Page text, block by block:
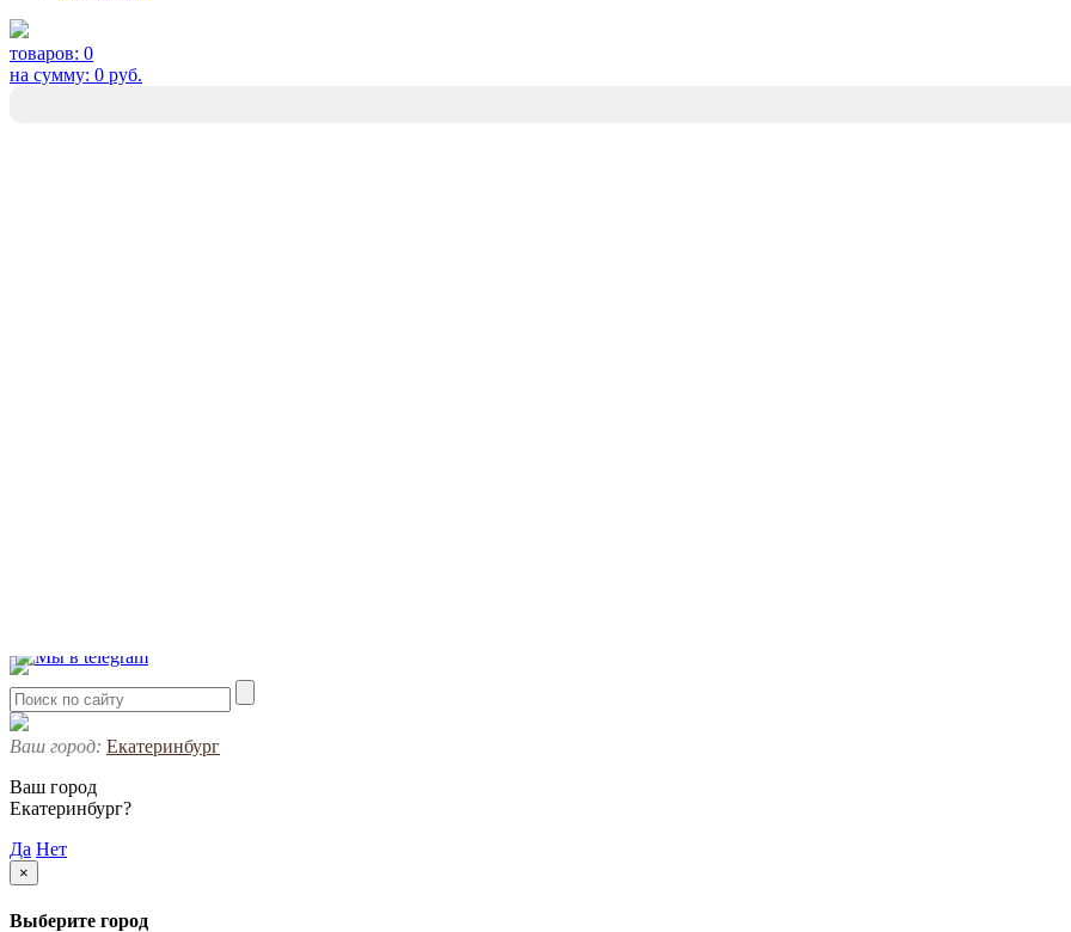
товаров: 0
на сумму: 0 руб.
Ваш город: Екатеринбург
Ваш город
Екатеринбург?
Да Нет
×
Выберите город